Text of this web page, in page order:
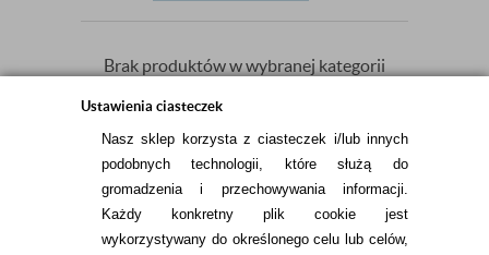
Ustawienia ciasteczek
Nasz sklep korzysta z ciasteczek i/lub innych
podobnych technologii, które służą do
gromadzenia i przechowywania informacji.
Każdy konkretny plik cookie jest
wykorzystywany do określonego celu lub celów,
Brak produktów w wybranej kategorii